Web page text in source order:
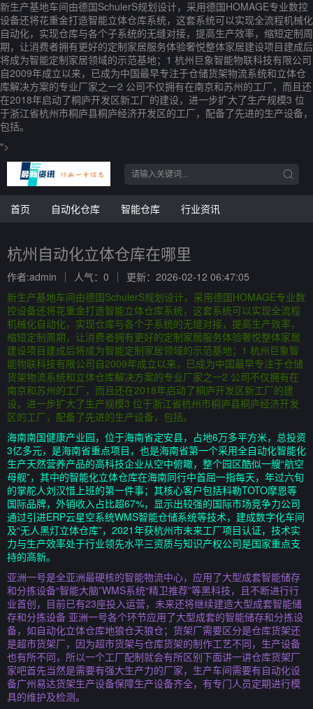
新生产基地车间由德国SchulerS规划设计，采用德国HOMAGE专业数控
设备还将花重金打造智能立体仓库系统，这套系统可以实现全流程机械化
自动化，实现仓库与各个子系统的无缝对接，提高生产效率，缩短定制周
期，让消费者拥有更好的定制家居服务体验奢悦整体家居建设项目建成后
将成为智能定制家居领域的示范基地；1 杭州巨象智能物联科技有限公司
自2009年成立以来，已成为中国最早专注于仓储货架物流系统和立体仓
库解决方案的专业厂家之一2 公司不仅拥有在南京和苏州的工厂，而且还
在2018年启动了桐庐开发区新工厂的建设，进一步扩大了生产规模3 位
于浙江省杭州市桐庐县桐庐经济开发区的工厂，配备了先进的生产设备，
包括。
">
首页 自动化仓库 智能仓库 行业资讯
杭州自动化立体仓库在哪里
作者:admin 人气：0
更新：2026-02-12 06:47:05
新生产基地车间由德国SchulerS规划设计，采用德国HOMAGE专业数
控设备还将花重金打造智能立体仓库系统，这套系统可以实现全流程
机械化自动化，实现仓库与各个子系统的无缝对接，提高生产效率，
缩短定制周期，让消费者拥有更好的定制家居服务体验奢悦整体家居
建设项目建成后将成为智能定制家居领域的示范基地；1 杭州巨象智
能物联科技有限公司自2009年成立以来，已成为中国最早专注于仓储
货架物流系统和立体仓库解决方案的专业厂家之一2 公司不仅拥有在
南京和苏州的工厂，而且还在2018年启动了桐庐开发区新工厂的建
设，进一步扩大了生产规模3 位于浙江省杭州市桐庐县桐庐经济开发
区的工厂，配备了先进的生产设备，包括。
海南南国健康产业园，位于海南省定安县，占地6万多平方米，总投资
3亿多元，是海南省重点项目，也是海南省第一个采用全自动化智能化
生产天然营养产品的高科技企业从空中俯瞰，整个园区酷似一艘“航空
母舰”，其中的智能化立体仓库在海南同行中首屈一指每天，年过六旬
的掌舵人刘汉惜上班的第一件事；其核心客户包括科勒TOTO摩恩等
国际品牌，外销收入占比超67%，显示出较强的国际市场竞争力公司
通过引进ERP云星空系统WMS智能仓储系统等技术，建成数字化车间
及“无人黑灯立体仓库”，2021年获杭州市未来工厂项目认证，技术实
力与生产效率处于行业领先水平三资质与知识产权公司是国家重点支
持的高新。
亚洲一号是全亚洲最硬核的智能物流中心，应用了大型成套智能储存
和分拣设备“智能大脑”WMS系统“精卫推荐”等黑科技，且不断进行行
业首创，目前已有23座投入运营，未来还将继续建造大型成套智能储
存和分拣设备 亚洲一号各个环节应用了大型成套的智能储存和分拣设
备，如自动化立体仓库地狼仓天狼仓；货架厂需要区分是仓库货架还
是超市货架厂，因为超市货架与仓库货架的制作工艺不同，生产设备
也有所不同，所以一个工厂配制就会有所区别下面讲一讲仓库货架厂
家吧首先当然是需要有强大生产力的厂家，生产车间需要有自动化设
备广州易达货架生产设备保障生产设备齐全，有专门人员定期进行模
具的维护及检测。